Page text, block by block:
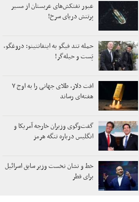
عبور نفتکش‌های عربستان از مسیر
پرتنش دریای سرخ!
حمله تند فیگو به اینفانتینو: دروغگو،
پَست‌ و حیله‌گر!
افت دلار، طلای جهانی را به اوج ۷
هفته‌ای رساند
گفت‌وگوی وزیران خارجه آمریکا و
انگلیس درباره تنگه هرمز
خط و نشان نخست وزیر سابق اسرائیل
برای قطر